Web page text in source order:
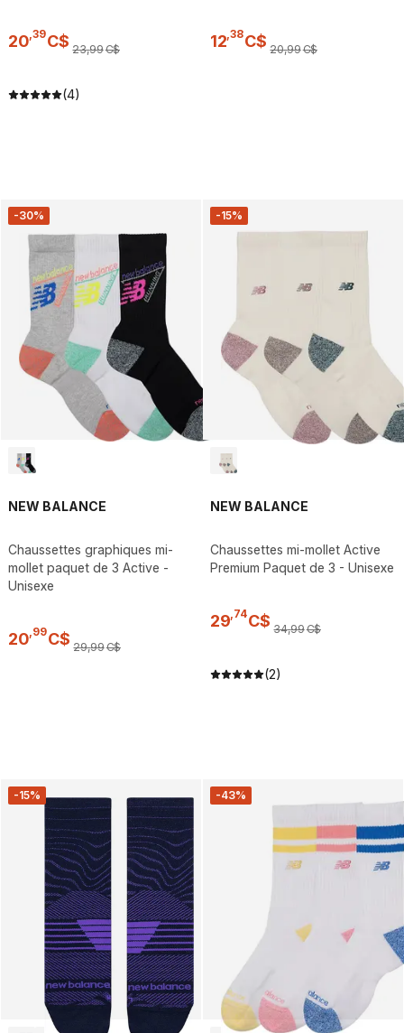
20 39C$ 23,99C$
(4)
12 38C$ 20,99C$
-30%
NEW BALANCE
Chaussettes graphiques mi-
mollet paquet de 3 Active -
Unisexe
20 99C$ 29,99C$
-15%
NEW BALANCE
Chaussettes mi-mollet Active
Premium Paquet de 3 - Unisexe
29 74C$ 34,99C$
(2)
-15% -43%